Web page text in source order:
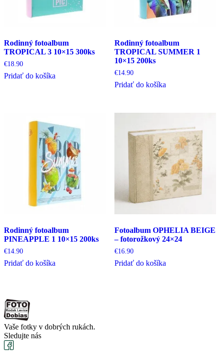
Rodinný fotoalbum
TROPICAL 3 10×15 300ks
€18.90
Pridať do košíka
Rodinný fotoalbum
TROPICAL SUMMER 1
10×15 200ks
€14.90
Pridať do košíka
Rodinný fotoalbum
PINEAPPLE 1 10×15 200ks
€14.90
Pridať do košíka
Fotoalbum OPHELIA BEIGE
– fotorožkový 24×24
€16.90
Pridať do košíka
Vaše fotky v dobrých rukách.
Sledujte nás